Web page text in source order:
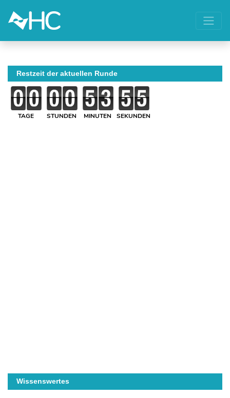
Restzeit der aktuellen Runde
TAGE STUNDEN MINUTEN SEKUNDEN
Wissenswertes